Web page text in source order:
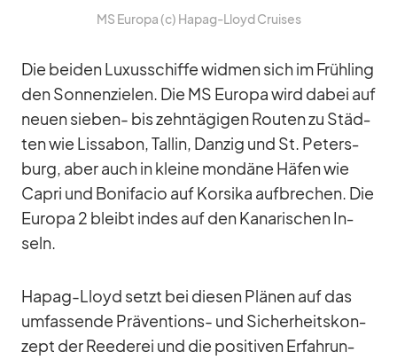
MS Eu­ropa (c) Ha­pag-Lloyd Crui­ses
Die bei­den Lu­xus­schiffe wid­men sich im Früh­ling
den Son­nen­zie­len. Die MS Eu­ropa wird da­bei auf
neuen sie­ben- bis zehn­tä­gi­gen Rou­ten zu Städ­
ten wie Lis­sa­bon, Tal­lin, Dan­zig und St. Pe­ters­
burg, aber auch in kleine mon­däne Hä­fen wie
Ca­pri und Bo­ni­fa­cio auf Kor­sika auf­bre­chen. Die
Eu­ropa 2 bleibt in­des auf den Ka­na­ri­schen In­
seln.
Ha­pag-Lloyd setzt bei die­sen Plä­nen auf das
um­fas­sende Prä­ven­ti­ons- und Si­cher­heits­kon­
zept der Ree­de­rei und die po­si­ti­ven Er­fah­run­